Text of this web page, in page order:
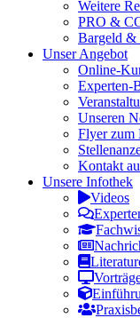
Weitere
PRO &
Bargeld &
Unser Angebot
Online-
Experten-
Unseren
Flyer zum
Kontakt
Unsere Infothek
Videos